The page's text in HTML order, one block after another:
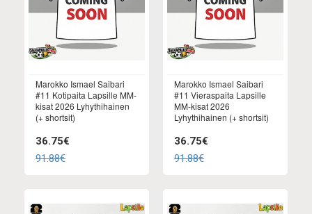
Marokko Ismael Saibari
#11 Kotipaita Lapsille MM-
kisat 2026 Lyhythihainen
(+ shortsit)
36.75€
91.88€
Marokko Ismael Saibari
#11 Vieraspaita Lapsille
MM-kisat 2026
Lyhythihainen (+ shortsit)
36.75€
91.88€